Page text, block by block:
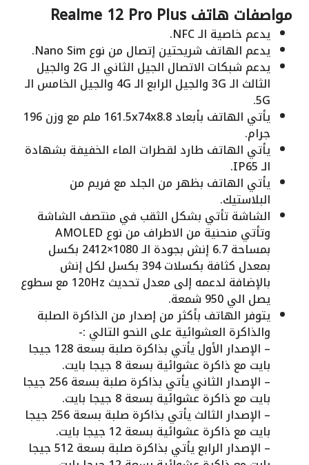
مواصفات هاتف Realme 12 Pro Plus
يدعم خاصية الـ NFC.
يدعم الهاتف شريحتين إتصال من نوع Nano Sim.
يدعم شبكات الاتصال الجيل الثاني الـ 2G والجيل
الثالث الـ 3G والجيل الرابع الـ 4G والجيل الخامس الـ
5G.
يأتي الهاتف بأبعاد 161.5x74x8.8 ملم مع وزن 196
جرام.
يأتي الهاتف طارد لقطرات الماء الخفيفة بشهادة
الـ IP65.
يأتي الهاتف بظهر من الجلد مع فريم من
البلاستيك.
الشاشة تأتي بشكل الثقب في منتصف الشاشة
وتأتي منحنية من الاطراف من نوع AMOLED
بمساحة 6.7 إنش بجودة الـ 1080×2412 بكسل
بمعدل كثافة بكسلات 394 بكسل لكل إنش
بالإضافة لدعمه إلى معدل تحديث 120Hz مع سطوع
يصل الي 950 شمعة.
يتوفر الهاتف بأكثر من إصدار من الذاكرة الصلبة
والذاكرة العشوائية على النحو التالي :-
– الإصدار الأول يأتي بذاكرة صلبة بسعة 128 جيجا
بايت مع ذاكرة عشوائية بسعة 8 جيجا بايت.
– الإصدار الثاني يأتي بذاكرة صلبة بسعة 256 جيجا
بايت مع ذاكرة عشوائية بسعة 8 جيجا بايت.
– الإصدار الثالث يأتي بذاكرة صلبة بسعة 256 جيجا
بايت مع ذاكرة عشوائية بسعة 12 جيجا بايت.
– الإصدار الرابع يأتي بذاكرة صلبة بسعة 512 جيجا